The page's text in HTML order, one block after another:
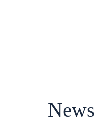
News